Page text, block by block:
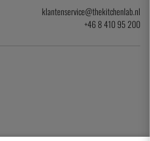
klantenservice@thekitchenlab.nl
+46 8 410 95 200